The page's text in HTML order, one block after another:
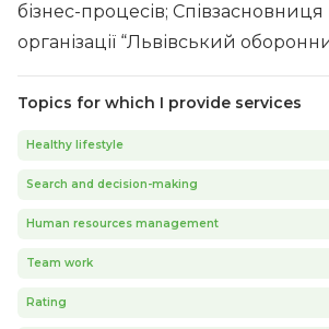
бізнес-процесів;
організації “Львівський
Topics for which I provide services
Healthy lifestyle
Search and decision-making
Human resources management
Team work
Rating